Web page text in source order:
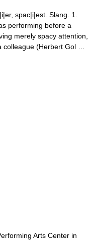
spac|i|est. Slang. 1.
performing before a
merely spacy attention,
(Herbert Gol …
Arts Center in